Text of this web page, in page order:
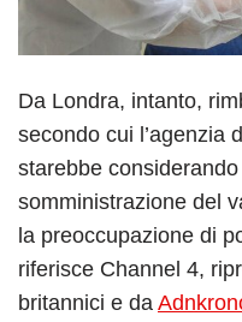
Da Londra, intanto,
secondo cui l’agenzia
starebbe
somministrazione del
la preoccupazione di
riferisce Channel 4,
britannici e da